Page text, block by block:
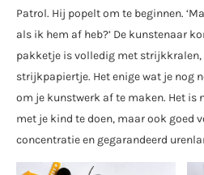
Patrol. Hij popelt om te beginnen.
als ik hem af heb?’ De kunstenaar
pakketje is volledig met strijkkralen,
strijkpapiertje. Het enige wat je nog
om je kunstwerk af te maken. Het is
met je kind te doen, maar ook goed
concentratie en gegarandeerd